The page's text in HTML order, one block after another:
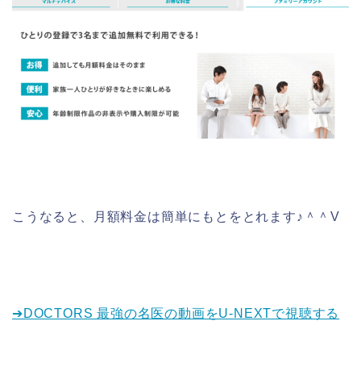
こうなると、月額料金は簡単にもとをとれます♪＾＾V
➔DOCTORS 最強の名医の動画をU-NEXTで視聴する